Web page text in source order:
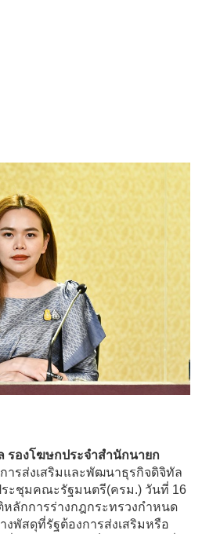
รองโฆษกประจำสำนักนายก
การส่งเสริมและพัฒนาธุรกิจดิจิทัล
ะชุมคณะรัฐมนตรี(ครม.) วันที่ 16
ลักการร่างกฎกระทรวงกำหนด
พัสดุที่รัฐต้องการส่งเสริมหรือ